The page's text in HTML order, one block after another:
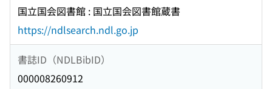
国立国会図書館 : 国立国会図書館蔵書
https://ndlsearch.ndl.go.jp
書誌ID（NDLBibID）
000008260912